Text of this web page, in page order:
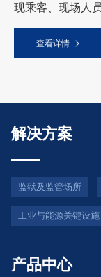
现乘客、现场人
运营提供可靠通
查看详情
解决方案
监狱及监管场所
工业与能源关键设施
产品中心